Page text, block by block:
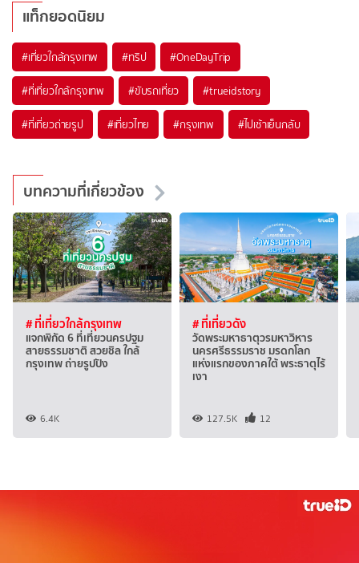
แท็กยอดนิยม
#เที่ยวใกล้กรุงเทพ #ทริป #OneDayTrip
#ที่เที่ยวใกล้กรุงเทพ #ขับรถเที่ยว #trueidstory
#ที่เที่ยวถ่ายรูป #เที่ยวไทย #กรุงเทพ #ไปเช้าเย็นกลับ
บทความที่เกี่ยวข้อง
# ที่เที่ยวใกล้กรุงเทพ
แจกพิกัด 6 ที่เที่ยวนครปฐม
สายธรรมชาติ สวยชิล ใกล้
กรุงเทพ ถ่ายรูปปัง
6.4K
# ที่เที่ยวดัง
วัดพระมหาธาตุวรมหาวิหาร
นครศรีธรรมราช มรดกโลก
แห่งแรกของภาคใต้ พระธาตุไร้
เงา
127.5K 12